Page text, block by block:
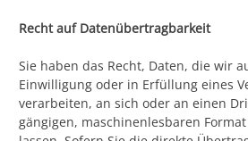
Recht auf Datenübertragbarkeit
Sie haben das Recht, Daten, die wir
Einwilligung oder in Erfüllung eines
verarbeiten, an sich oder an einen
gängigen, maschinenlesbaren